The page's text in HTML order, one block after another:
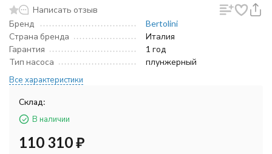
Написать отзыв
Бренд
Bertolini
Страна бренда
Италия
Гарантия
1 год
Тип насоса
плунжерный
Все характеристики
Склад:
В наличии
110 310₽